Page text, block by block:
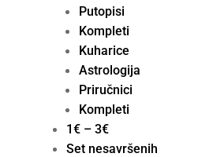
Putopisi
Kompleti
Kuharice
Astrologija
Priručnici
Kompleti
1€ – 3€
Set nesavršenih